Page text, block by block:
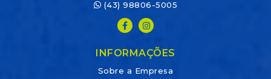
(43) 98806-5005
INFORMAÇÕES
Sobre a Empresa